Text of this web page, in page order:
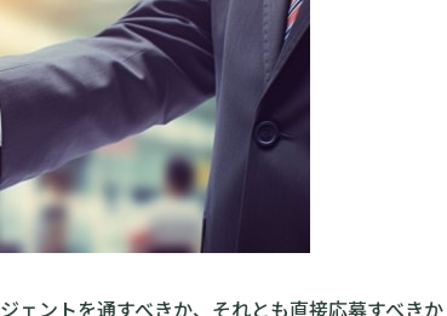
ェントを通すべきか、それとも直接応募すべきか